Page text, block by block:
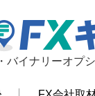
バイナリーオプ